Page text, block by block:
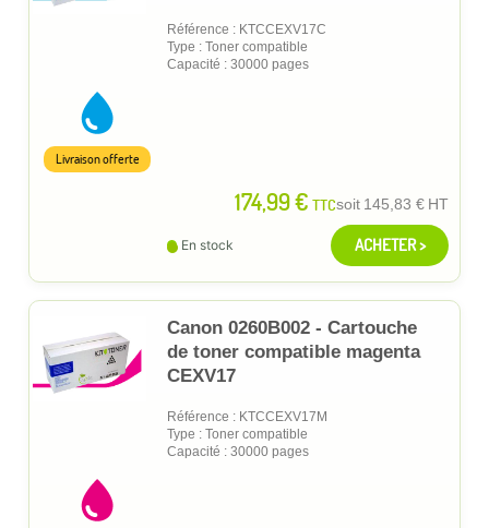
Référence : KTCCEXV17C
Type : Toner compatible
Capacité : 30000 pages
174,99 € TTCsoit 145,83 € HT
Livraison offerte
En stock ACHETER >
Canon 0260B002 - Cartouche
de toner compatible magenta
CEXV17
Référence : KTCCEXV17M
Type : Toner compatible
Capacité : 30000 pages